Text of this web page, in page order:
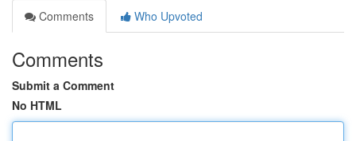
Comments
Who Upvoted
Comments
Submit a Comment
No HTML